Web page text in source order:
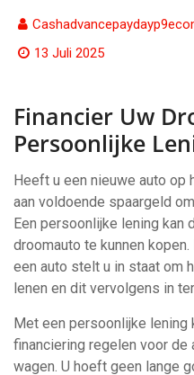
13 Juli 2025
Financier Uw
Persoonlijke
Heeft u een nieuwe auto op
aan voldoende spaargeld
Een persoonlijke lening kan
droomauto te kunnen
een auto stelt u in staat om
lenen en dit vervolgens in
Met een persoonlijke lening
financiering regelen voor de
wagen. U hoeft geen lange